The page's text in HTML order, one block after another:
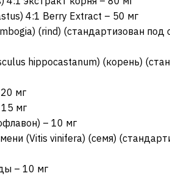
4:1 Berry Extract – 50 мг
(rind) (стандартизован
hippocastanum) (корень)
мг
мг
– 10 мг
(Vitis vinifera) (семя)
– 10 мг